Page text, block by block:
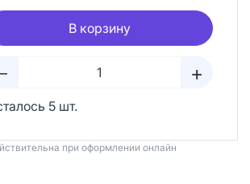
В корзину
– +
5 шт.
при оформлении онлайн